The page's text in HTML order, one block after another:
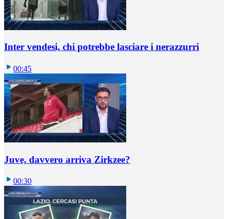
Inter vendesi, chi potrebbe lasciare i nerazzurri
00:45
Juve, davvero arriva Zirkzee?
00:30